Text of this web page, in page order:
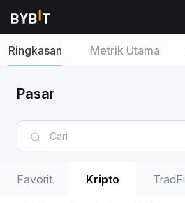
Ringkasan Metrik Utama
Pasar
Favorit Kripto TradFi